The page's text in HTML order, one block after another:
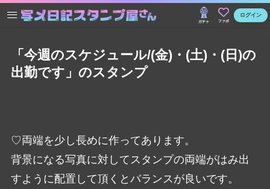
ガチャ ファボ
ログイン
「今週のスケジュール/(金)・(土)・(日)の
出勤です」のスタンプ
♡両端を少し長めに作ってあります。
背景になる写真に対してスタンプの両端がはみ出
すように配置して頂くとバランスが良いです。